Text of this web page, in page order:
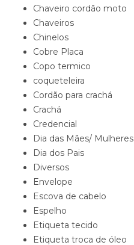
Chaveiro cordão moto
Chaveiros
Chinelos
Cobre Placa
Copo termico
coqueteleira
Cordão para crachá
Crachá
Credencial
Dia das Mães/ Mulheres
Dia dos Pais
Diversos
Envelope
Escova de cabelo
Espelho
Etiqueta tecido
Etiqueta troca de óleo